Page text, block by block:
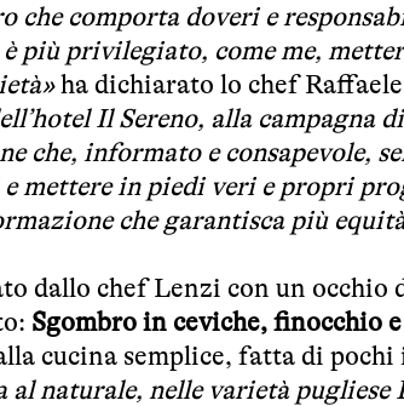
che comporta doveri e
più privilegiato, come me,
ha dichiarato lo chef
Il Sereno, alla campagna
che, informato e consapevole,
mettere in piedi veri e propri
che garantisca più
dallo chef Lenzi con un occhio
Sgombro in ceviche, finocchio
cucina semplice, fatta di
naturale, nelle varietà pugliese